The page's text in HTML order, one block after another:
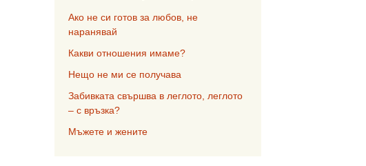
Ако не си готов за любов, не
наранявай
Какви отношения имаме?
Нещо не ми се получава
Забивката свършва в леглото, леглото
– с връзка?
Мъжете и жените